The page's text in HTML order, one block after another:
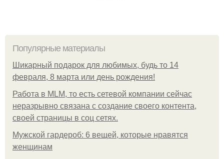
Популярные материалы
Шикарный подарок для любимых, будь то 14
февраля, 8 марта или день рождения!
Работа в MLM, то есть сетевой компании сейчас
неразрывно связана с создание своего контента,
своей страницы в соц сетях.
Мужской гардероб: 6 вещей, которые нравятся
женщинам